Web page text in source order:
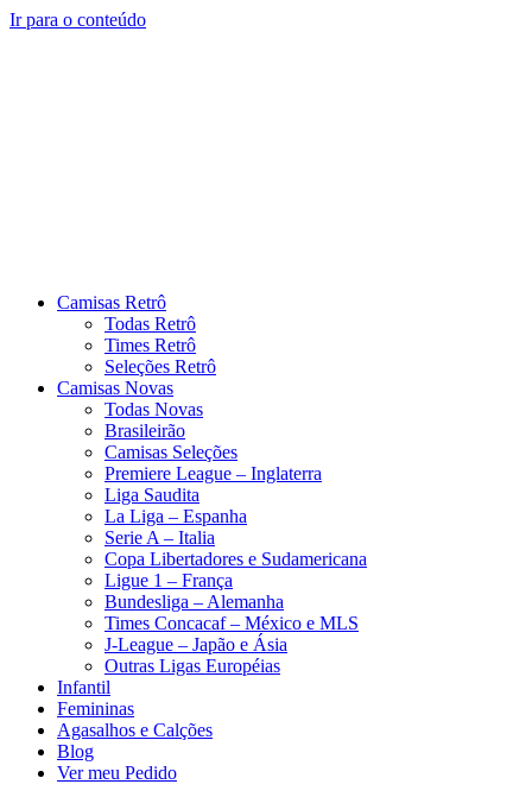
Ir para o conteúdo
Camisas Retrô
Todas Retrô
Times Retrô
Seleções Retrô
Camisas Novas
Todas Novas
Brasileirão
Camisas Seleções
Premiere League – Inglaterra
Liga Saudita
La Liga – Espanha
Serie A – Italia
Copa Libertadores e Sudamericana
Ligue 1 – França
Bundesliga – Alemanha
Times Concacaf – México e MLS
J-League – Japão e Ásia
Outras Ligas Européias
Infantil
Femininas
Agasalhos e Calções
Blog
Ver meu Pedido